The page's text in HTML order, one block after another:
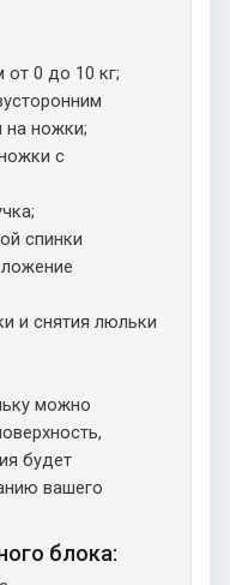
0 до 10 кг;
ножки;
с
спинки
и снятия люльки
можно
будет
вашего
блока: